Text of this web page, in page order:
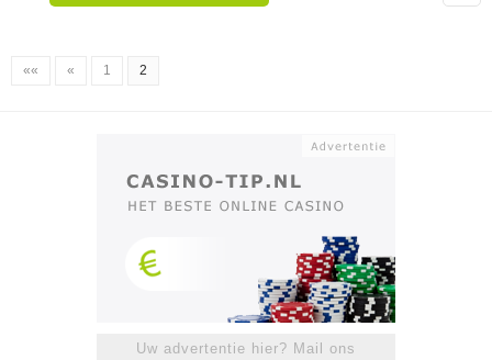
«« « 1 2
Uw advertentie hier? Mail ons